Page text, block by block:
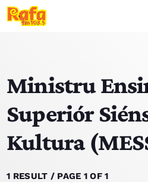
play_arrow OUVIR RAFA
HOME
NOTISIA
Ministru
Superiór
Kultura
1 RESULT / PAGE 1 OF 1